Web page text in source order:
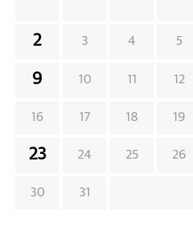
2 3 4 5
9 10 11 12
16 17 18 19
23 24 25 26
30 31